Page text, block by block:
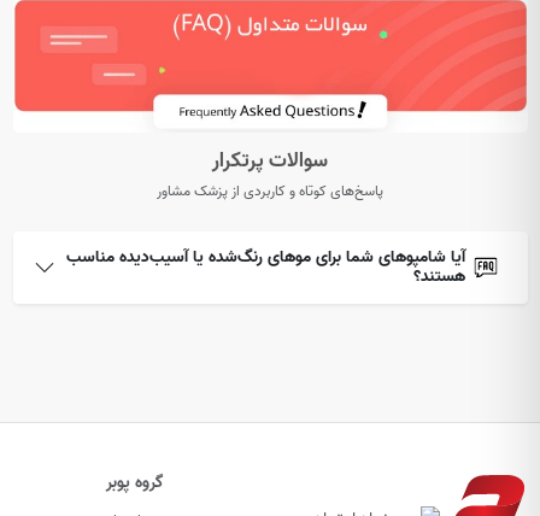
سوالات پرتکرار
پاسخ‌های کوتاه و کاربردی از پزشک مشاور
آیا شامپوهای شما برای موهای رنگ‌شده یا آسیب‌دیده مناسب
هستند؟
گروه پوبر